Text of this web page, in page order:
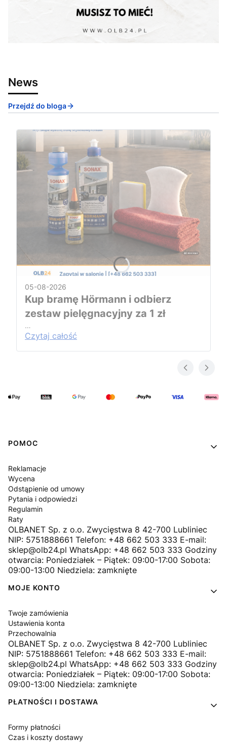
News
Przejdź do bloga
05-08-2026
Kup bramę Hörmann i odbierz
zestaw pielęgnacyjny za 1 zł
…
Czytaj całość
Linki w stopce
POMOC
Reklamacje
Wycena
Odstąpienie od umowy
Pytania i odpowiedzi
Regulamin
Raty
OLBANET Sp. z o.o. Zwycięstwa 8 42-700 Lubliniec
NIP: 5751888661 Telefon: +48 662 503 333 E-mail:
sklep@olb24.pl WhatsApp: +48 662 503 333 Godziny
otwarcia: Poniedziałek – Piątek: 09:00-17:00 Sobota:
09:00-13:00 Niedziela: zamknięte
MOJE KONTO
Twoje zamówienia
Ustawienia konta
Przechowalnia
OLBANET Sp. z o.o. Zwycięstwa 8 42-700 Lubliniec
NIP: 5751888661 Telefon: +48 662 503 333 E-mail:
sklep@olb24.pl WhatsApp: +48 662 503 333 Godziny
otwarcia: Poniedziałek – Piątek: 09:00-17:00 Sobota:
09:00-13:00 Niedziela: zamknięte
PŁATNOŚCI I DOSTAWA
Formy płatności
Czas i koszty dostawy